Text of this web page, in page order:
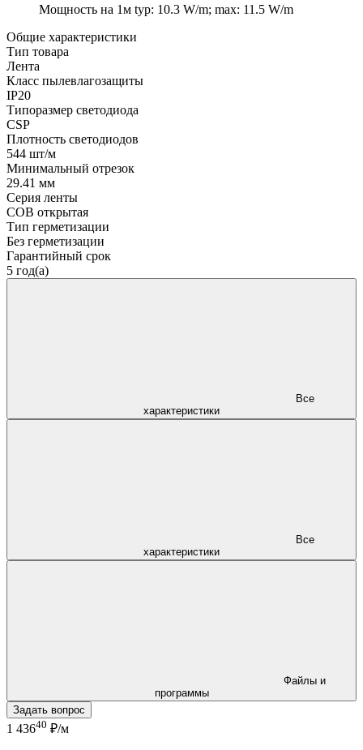
Мощность на 1м typ: 10.3 W/m; max: 11.5 W/m
Общие характеристики
Тип товара
Лента
Класс пылевлагозащиты
IP20
Типоразмер светодиода
CSP
Плотность светодиодов
544 шт/м
Минимальный отрезок
29.41 мм
Серия ленты
COB открытая
Тип герметизации
Без герметизации
Гарантийный срок
5 год(а)
характеристики
характеристики
программы
Задать вопрос
1 43640 ₽/м